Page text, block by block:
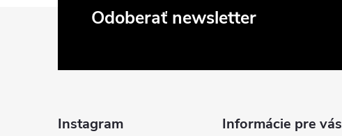
Odoberať newsletter
Instagram Informácie pre vás